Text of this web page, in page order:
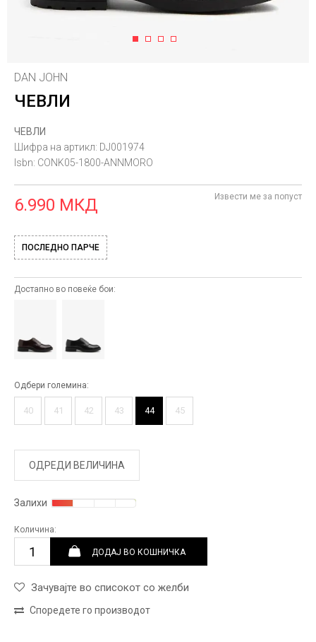
1 2 3 4
DAN JOHN
ЧЕВЛИ
ЧЕВЛИ
Шифра на артикл: DJ001974
Isbn: CONK05-1800-ANNMORO
6.990 МКД Извести ме за попуст
ПОСЛЕДНО ПАРЧЕ
Достапно во повеќе бои:
Одбери големина:
40 41 42 43 44 45
ОДРЕДИ ВЕЛИЧИНА
Залихи
Количина:
ДОДАЈ ВО КОШНИЧКА
Зачувајте во списокот со желби
Споредете го производот